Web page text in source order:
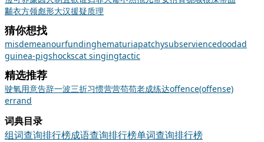
黼衣方领彪形大汉援疑质理
猜你想找
misdemeanourfundinghematuriapatchysubserviencedoodad
guinea-pigshockscat singingtactic
精选推荐
驶氧用意告辞一波三折习惯营营苟苟老成练达offence(offense)
errand
词典目录
组词查询排行榜成语查询排行榜单词查询排行榜